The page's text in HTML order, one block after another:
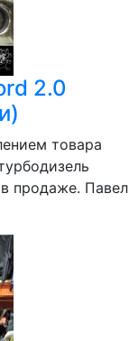
2.0
товара
продаже. Павел